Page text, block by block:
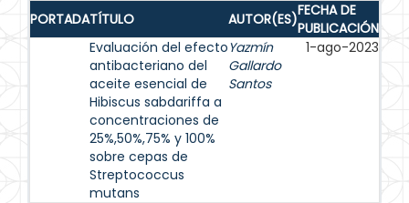
PORTADATÍTULO AUTOR(ES)FECHA DE
PUBLICACIÓN
Evaluación del efecto
antibacteriano del
aceite esencial de
Hibiscus sabdariffa a
concentraciones de
25%,50%,75% y 100%
sobre cepas de
Streptococcus
mutans
Yazmín
Gallardo
Santos
1-ago-2023